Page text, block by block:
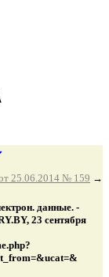
25.06.2014 № 159 →
данные. -
23 сентября